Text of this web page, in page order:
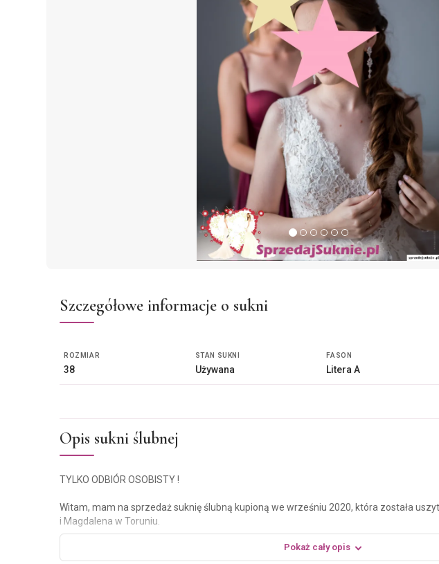
Szczegółowe informacje o sukni
ROZMIAR
38
STAN SUKNI
Używana
FASON
Litera A
Opis sukni ślubnej
TYLKO ODBIÓR OSOBISTY !
Witam, mam na sprzedaż suknię ślubną kupioną we wrześniu 2020, która została
i Magdalena w Toruniu.
Pokaż cały opis